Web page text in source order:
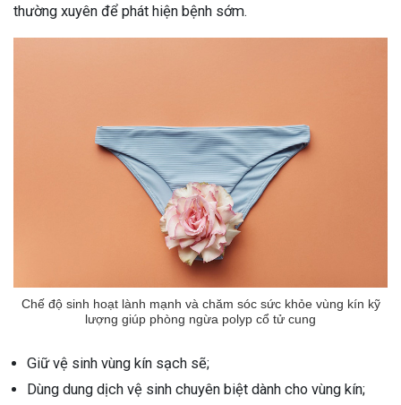
thường xuyên để phát hiện bệnh sớm.
Chế độ sinh hoạt lành mạnh và chăm sóc sức khỏe vùng kín kỹ
lượng giúp phòng ngừa polyp cổ tử cung
Giữ vệ sinh vùng kín sạch sẽ;
Dùng dung dịch vệ sinh chuyên biệt dành cho vùng kín;